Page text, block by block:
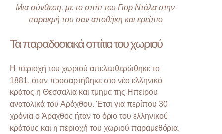
Μια σύνθεση, με το σπίτι του Γιορ Ντάλα στην
παρακμή του σαν αποθήκη και ερείπιο
Τα παραδοσιακά σπίτια του χωριού
Η περιοχή του χωριού απελευθερώθηκε το
1881, όταν προσαρτήθηκε στο νέο ελληνικό
κράτος η Θεσσαλία και τμήμα της Ηπείρου
ανατολικά του Αράχθου. Έτσι για περίπου 30
χρόνια ο Άραχθος ήταν το όριο του ελληνικού
κράτους και η περιοχή του χωριού παραμεθόρια.